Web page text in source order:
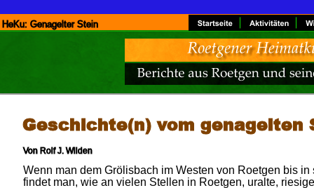
HeKu: Genagelter Stein